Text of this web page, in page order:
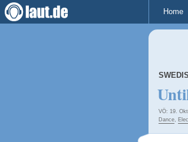
Home
VÖ: 19.
Dance,